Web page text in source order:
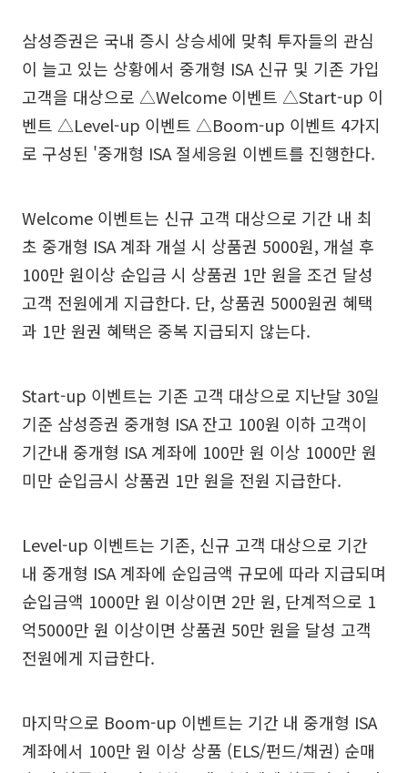
삼성증권은 국내 증시 상승세에 맞춰 투자들의 관심
이 늘고 있는 상황에서 중개형 ISA 신규 및 기존 가입
고객을 대상으로 △Welcome 이벤트 △Start-up 이
벤트 △Level-up 이벤트 △Boom-up 이벤트 4가지
로 구성된 '중개형 ISA 절세응원 이벤트를 진행한다.
Welcome 이벤트는 신규 고객 대상으로 기간 내 최
초 중개형 ISA 계좌 개설 시 상품권 5000원, 개설 후
100만 원이상 순입금 시 상품권 1만 원을 조건 달성
고객 전원에게 지급한다. 단, 상품권 5000원권 혜택
과 1만 원권 혜택은 중복 지급되지 않는다.
Start-up 이벤트는 기존 고객 대상으로 지난달 30일
기준 삼성증권 중개형 ISA 잔고 100원 이하 고객이
기간내 중개형 ISA 계좌에 100만 원 이상 1000만 원
미만 순입금시 상품권 1만 원을 전원 지급한다.
Level-up 이벤트는 기존, 신규 고객 대상으로 기간
내 중개형 ISA 계좌에 순입금액 규모에 따라 지급되며
순입금액 1000만 원 이상이면 2만 원, 단계적으로 1
억5000만 원 이상이면 상품권 50만 원을 달성 고객
전원에게 지급한다.
마지막으로 Boom-up 이벤트는 기간 내 중개형 ISA
계좌에서 100만 원 이상 상품 (ELS/펀드/채권) 순매